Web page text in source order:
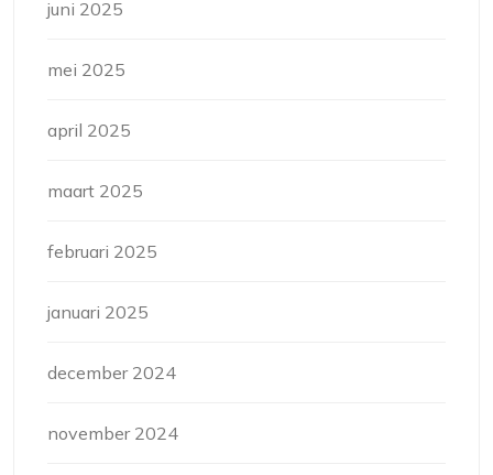
juni 2025
mei 2025
april 2025
maart 2025
februari 2025
januari 2025
december 2024
november 2024